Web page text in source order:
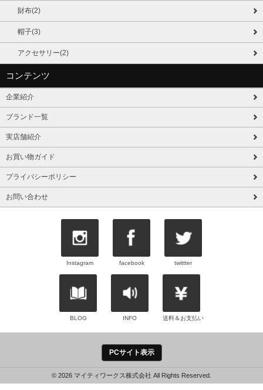
財布(2)
帽子(3)
アクセサリー(2)
コンテンツ
企業紹介
ブランド一覧
実店舗紹介
お買い物ガイド
プライバシーポリシー
お問い合わせ
Instagram facebook twittter
BLOG INFO 送料＆お支払い
PCサイト表示
© 2026 マイティワークス株式会社 All Rights Reserved.